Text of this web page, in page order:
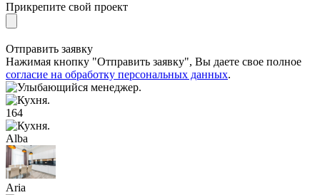
Прикрепите свой проект
Отправить заявку
Нажимая кнопку "Отправить заявку", Вы даете свое полное
согласие на обработку персональных данных.
164
Alba
Aria